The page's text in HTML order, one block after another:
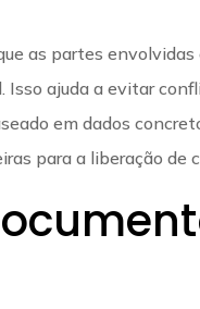
as partes envolvidas
Isso ajuda a evitar
em dados
para a liberação de